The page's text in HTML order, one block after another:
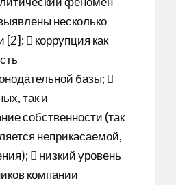
несколько
 коррупция как
базы; 
так и
собственности (так
неприкасаемой,
 низкий уровень
компании